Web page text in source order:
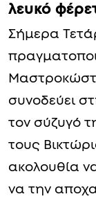
λευκό
Σήμερα
συνοδεύει
τον σύζυγό
τους
ακολουθία
να την